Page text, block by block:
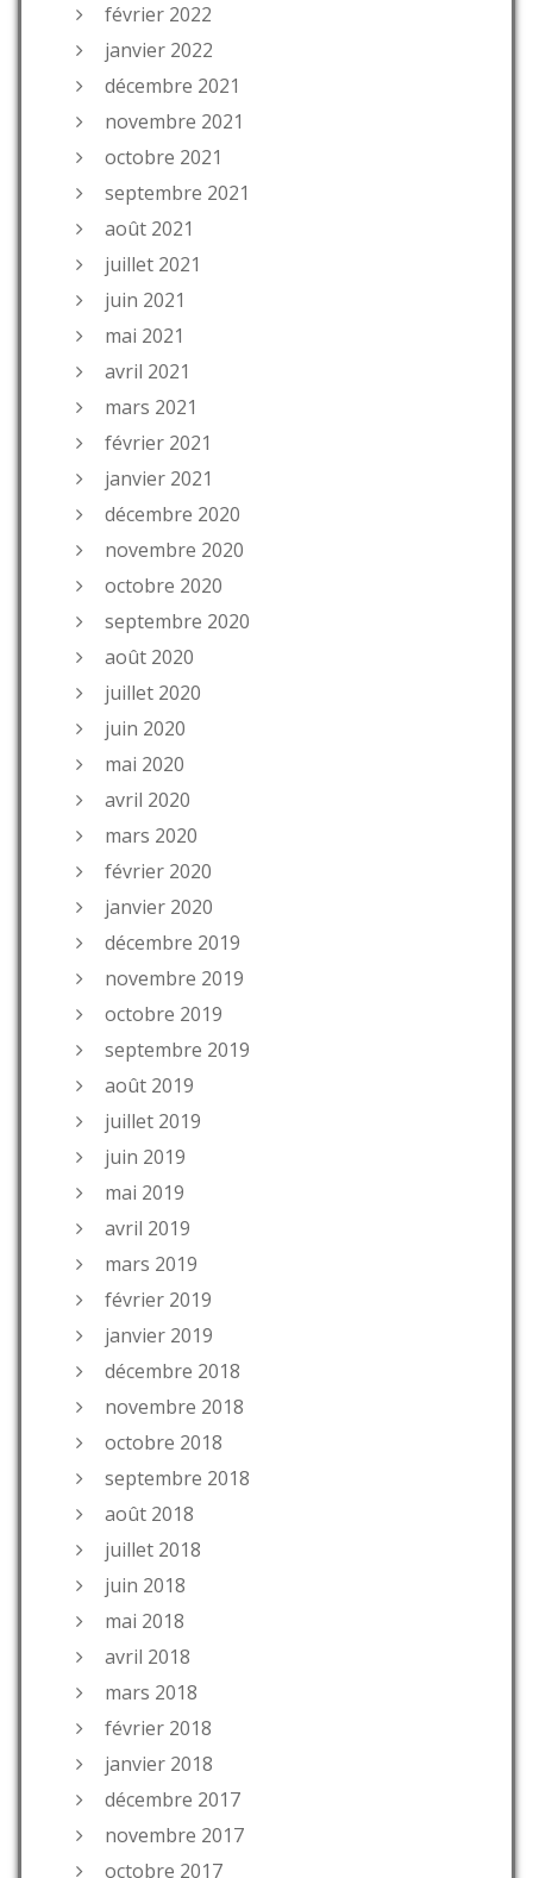
février 2022
janvier 2022
décembre 2021
novembre 2021
octobre 2021
septembre 2021
août 2021
juillet 2021
juin 2021
mai 2021
avril 2021
mars 2021
février 2021
janvier 2021
décembre 2020
novembre 2020
octobre 2020
septembre 2020
août 2020
juillet 2020
juin 2020
mai 2020
avril 2020
mars 2020
février 2020
janvier 2020
décembre 2019
novembre 2019
octobre 2019
septembre 2019
août 2019
juillet 2019
juin 2019
mai 2019
avril 2019
mars 2019
février 2019
janvier 2019
décembre 2018
novembre 2018
octobre 2018
septembre 2018
août 2018
juillet 2018
juin 2018
mai 2018
avril 2018
mars 2018
février 2018
janvier 2018
décembre 2017
novembre 2017
octobre 2017